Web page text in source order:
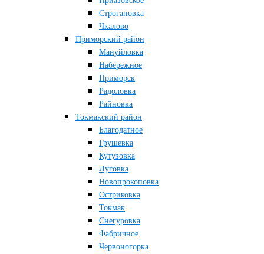
Строгановка
Чкалово
Приморский район
Мануйловка
Набережное
Приморск
Радоловка
Райновка
Токмакский район
Благодатное
Грушевка
Кутузовка
Луговка
Новопрокоповка
Остриковка
Токмак
Снегуровка
Фабричное
Червоногорка